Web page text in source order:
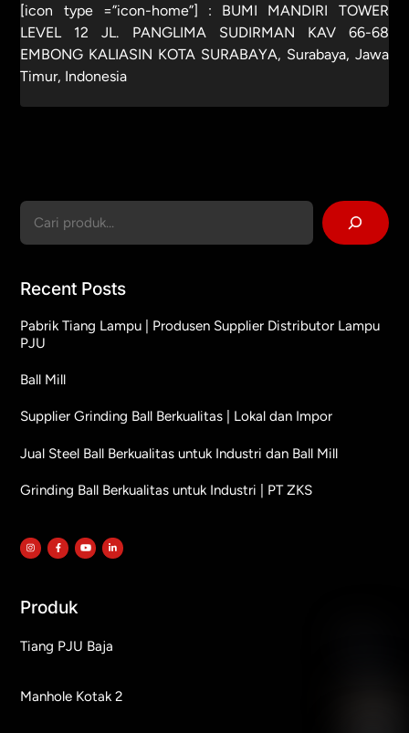
[icon type =”icon-home”] : BUMI MANDIRI TOWER
LEVEL 12 JL. PANGLIMA SUDIRMAN KAV 66-68
EMBONG KALIASIN KOTA SURABAYA, Surabaya, Jawa
Timur, Indonesia
Cari
Recent Posts
Pabrik Tiang Lampu | Produsen Supplier Distributor Lampu
PJU
Ball Mill
Supplier Grinding Ball Berkualitas | Lokal dan Impor
Jual Steel Ball Berkualitas untuk Industri dan Ball Mill
Grinding Ball Berkualitas untuk Industri | PT ZKS
Produk
Tiang PJU Baja
Manhole Kotak 2